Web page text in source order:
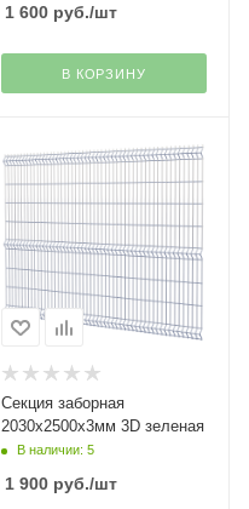
1 600руб./шт
В КОРЗИНУ
Секция заборная
2030х2500х3мм 3D зеленая
В наличии: 5
1 900руб./шт